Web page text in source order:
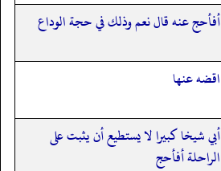
أفأحج عنه قال نعم وذلك في حجة الوداع
اقضه عنها
أبي شيخا كبيرا لا يستطيع أن يثبت على
الراحلة أفأحج